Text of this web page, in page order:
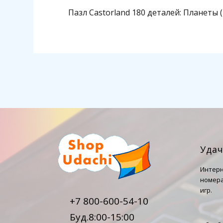
Пазл Castorland 180 деталей: Планеты
+7 800-600-54-10
Буд.8:00-15:00
игр.